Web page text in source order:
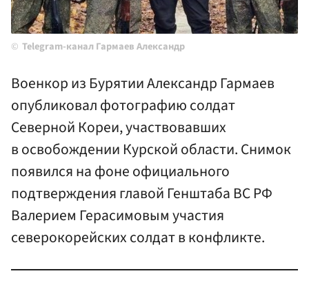
Telegram-канал Гармаев Александр
Военкор из Бурятии Александр Гармаев
опубликовал фотографию солдат
Северной Кореи, участвовавших
в освобождении Курской области. Снимок
появился на фоне официального
подтверждения главой Генштаба ВС РФ
Валерием Герасимовым участия
северокорейских солдат в конфликте.